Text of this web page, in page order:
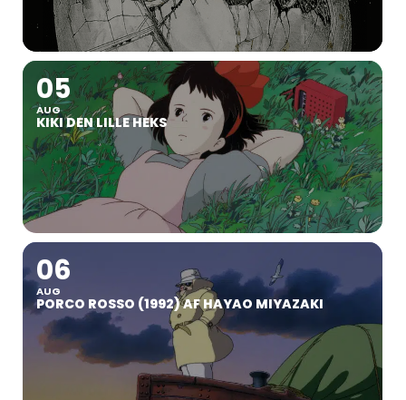
05
AUG
KIKI DEN LILLE HEKS
06
AUG
PORCO ROSSO (1992) AF HAYAO MIYAZAKI